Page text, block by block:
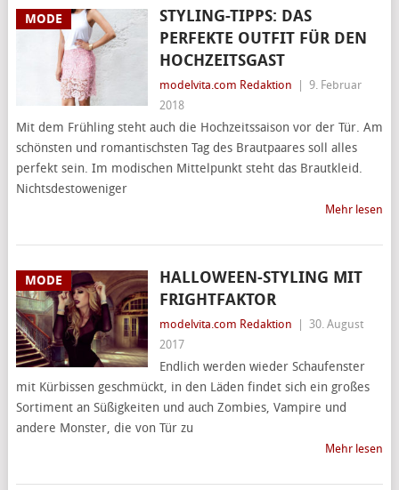
MODE
STYLING-TIPPS: DAS
PERFEKTE OUTFIT FÜR DEN
HOCHZEITSGAST
modelvita.com Redaktion
9. Februar
2018
Mit dem Frühling steht auch die Hochzeitssaison vor der Tür. Am
schönsten und romantischsten Tag des Brautpaares soll alles
perfekt sein. Im modischen Mittelpunkt steht das Brautkleid.
Nichtsdestoweniger
Mehr lesen
MODE
HALLOWEEN-STYLING MIT
FRIGHTFAKTOR
modelvita.com Redaktion
30. August
2017
Endlich werden wieder Schaufenster
mit Kürbissen geschmückt, in den Läden findet sich ein großes
Sortiment an Süßigkeiten und auch Zombies, Vampire und
andere Monster, die von Tür zu
Mehr lesen